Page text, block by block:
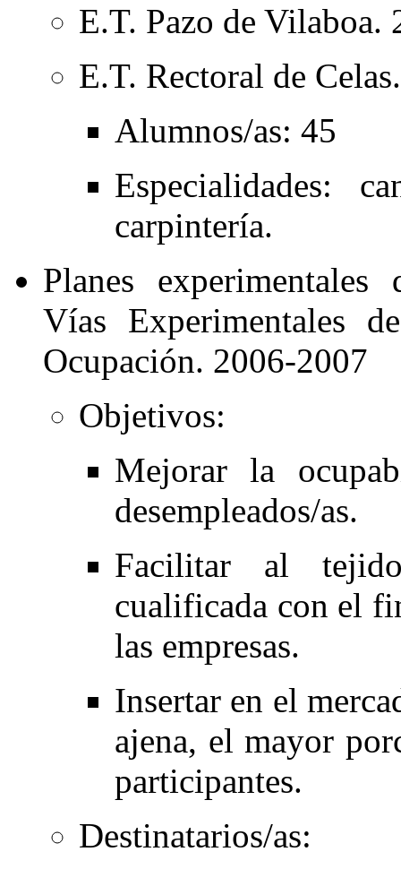
E.T. Pazo de Vilaboa.
E.T. Rectoral de
Alumnos/as: 45
Especialidades:
carpintería.
Planes
Vías Experimentales
Ocupación. 2006-2007
Objetivos:
Mejorar la
desempleados/as.
Facilitar al
cualificada con el
las empresas.
Insertar en el
ajena, el mayor
participantes.
Destinatarios/as: